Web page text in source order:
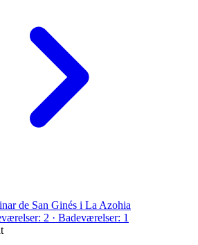
de San Ginés i La Azohia
2 · Badeværelser: 1